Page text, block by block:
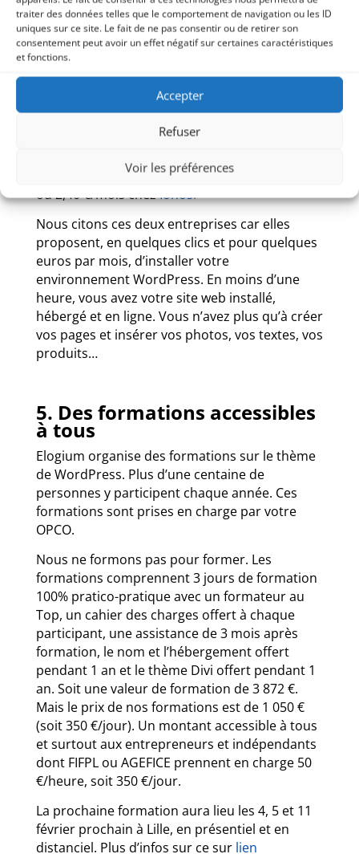
traiter des données telles que le comportement de navigation ou les ID
uniques sur ce site. Le fait de ne pas consentir ou de retirer son
consentement peut avoir un effet négatif sur certaines caractéristiques
et fonctions.
Accepter
Refuser
Voir les préférences
préférons le payer pour avoir une excellente
solution. La gratuité à des limites. Chez
Elogium, nous avons acheté Divi pour 198 € à
vie. Oui, à vie !!!
c. Nom de domaine: www.mon-entreprise.fr
est accessible et peu cher. A partir de 1,99 €/an
ou 1,20 €/an chez
accessibles. A partir de 3,59€/mois chez
ou 2,40 €/mois chezIonos.
Nous citons ces deux entreprises car elles
proposent, en quelques clics et pour quelques
euros par mois, d’installer votre
environnement WordPress. En moins d’une
heure, vous avez votre site web installé,
hébergé et en ligne. Vous n’avez plus qu’à créer
vos pages et insérer vos photos, vos textes, vos
produits…
5. Des formations accessibles
à tous
Elogium organise des formations sur le thème
de WordPress. Plus d’une centaine de
personnes y participent chaque année. Ces
formations sont prises en charge par votre
OPCO.
Nous ne formons pas pour former. Les
formations comprennent 3 jours de formation
100% pratico-pratique avec un formateur au
Top, un cahier des charges offert à chaque
participant, une assistance de 3 mois après
formation, le nom et l’hébergement offert
pendant 1 an et le thème Divi offert pendant 1
an. Soit une valeur de formation de 3 872 €.
Mais le prix de nos formations est de 1 050 €
(soit 350 €/jour). Un montant accessible à tous
et surtout aux entrepreneurs et indépendants
dont FIFPL ou AGEFICE prennent en charge 50
€/heure, soit 350 €/jour.
La prochaine formation aura lieu les 4, 5 et 11
février prochain à Lille, en présentiel et en
distanciel. Plus d’infos sur ce sur lien